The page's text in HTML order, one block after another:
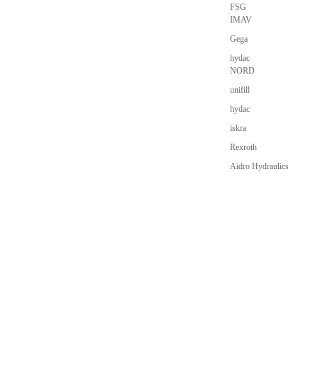
FSG
IMAV
Gega
hydac
NORD
unifill
hydac
iskra
Rexroth
Aidro Hydraulics